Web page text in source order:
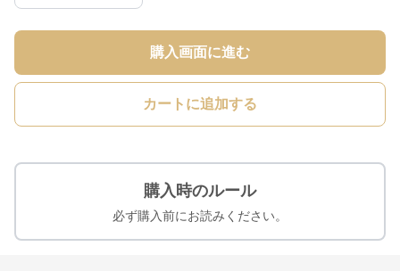
購入画面に進む
カートに追加する
購入時のルール
必ず購入前にお読みください。